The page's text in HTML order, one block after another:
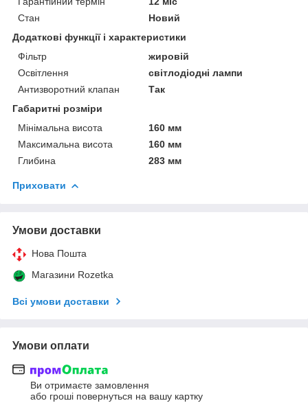
Стан
Новий
Додаткові функції і характеристики
Фільтр
жировій
Освітлення
світлодіодні лампи
Антизворотний клапан
Так
Габаритні розміри
Мінімальна висота
160 мм
Максимальна висота
160 мм
Глибина
283 мм
Приховати
Умови доставки
Нова Пошта
Магазини Rozetka
Всі умови доставки
Умови оплати
Ви отримаєте замовлення
або гроші повернуться на вашу картку